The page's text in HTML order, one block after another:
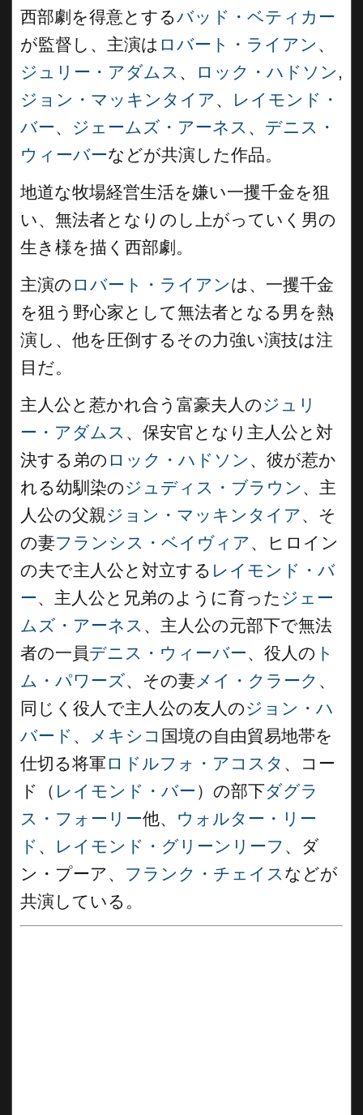
西部劇を得意とするバッド・ベティカー
が監督し、主演は ロバート・ライアン 、
ジュリー・アダムス 、 ロック・ハドソン ,
ジョン・マッキンタイア、
レイモンド・
バー、 ジェームズ・アーネス 、 デニス・
ウィーバーなどが共演した作品。
地道な牧場経営生活を嫌い一攫千金を狙
い、無法者となりのし上がっていく男の
生き様を描く西部劇。
主演の ロバート・ライアンは、一攫千金
を狙う野心家として無法者となる男を熱
演し、他を圧倒するその力強い演技は注
目だ。
主人公と惹かれ合う富豪夫人のジュリ
ー・アダムス 、保安官となり主人公と対
決する弟の ロック・ハドソン 、彼が惹か
れる幼馴染のジュディス・ブラウン 、主
人公の父親ジョン・マッキンタイア、そ
の妻フランシス・ベイヴィア、ヒロイン
の夫で主人公と対立する レイモンド・バ
ー、主人公と兄弟のように育った ジェー
ムズ・アーネス 、主人公の元部下で無法
者の一員デニス・ウィーバー、役人の ト
ム・パワーズ、その妻メイ・クラーク 、
同じく役人で主人公の友人のジョン・ハ
バード 、 メキシコ 国境の自由貿易地帯を
仕切る将軍 ロドルフォ・アコスタ 、コー
ド（ レイモンド・バー）の部下ダグラ
ス・フォーリー他、 ウォルター・リー
ド 、 レイモンド・グリーンリーフ 、ダ
ン・プーア、 フランク・チェイスなどが
共演している。